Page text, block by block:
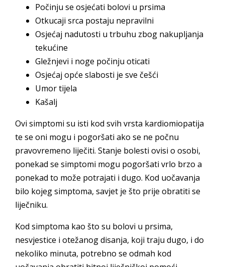
Počinju se osjećati bolovi u prsima
Otkucaji srca postaju nepravilni
Osjećaj nadutosti u trbuhu zbog nakupljanja
tekućine
Gležnjevi i noge počinju oticati
Osjećaj opće slabosti je sve češći
Umor tijela
Kašalj
Ovi simptomi su isti kod svih vrsta kardiomiopatija
te se oni mogu i pogoršati ako se ne počnu
pravovremeno liječiti. Stanje bolesti ovisi o osobi,
ponekad se simptomi mogu pogoršati vrlo brzo a
ponekad to može potrajati i dugo. Kod uočavanja
bilo kojeg simptoma, savjet je što prije obratiti se
liječniku.
Kod simptoma kao što su bolovi u prsima,
nesvjestice i otežanog disanja, koji traju dugo, i do
nekoliko minuta, potrebno se odmah kod